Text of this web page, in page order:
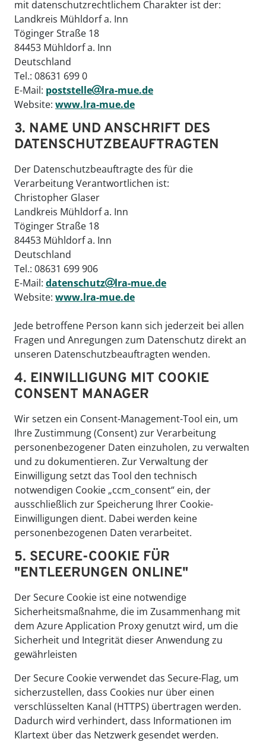
mit datenschutzrechtlichem Charakter ist der:
Landkreis Mühldorf a. Inn
Töginger Straße 18
84453 Mühldorf a. Inn
Deutschland
Tel.: 08631 699 0
E-Mail: poststelle
lra-mue.de
Website: www.lra-mue.de
3. NAME UND ANSCHRIFT DES
DATENSCHUTZBEAUFTRAGTEN
Der Datenschutzbeauftragte des für die
Verarbeitung Verantwortlichen ist:
Christopher Glaser
Landkreis Mühldorf a. Inn
Töginger Straße 18
84453 Mühldorf a. Inn
Deutschland
Tel.: 08631 699 906
E-Mail: datenschutz
lra-mue.de
Website: www.lra-mue.de
Jede betroffene Person kann sich jederzeit bei allen
Fragen und Anregungen zum Datenschutz direkt an
unseren Datenschutzbeauftragten wenden.
4. EINWILLIGUNG MIT COOKIE
CONSENT MANAGER
Wir setzen ein Consent-Management-Tool ein, um
Ihre Zustimmung (Consent) zur Verarbeitung
personenbezogener Daten einzuholen, zu verwalten
und zu dokumentieren. Zur Verwaltung der
Einwilligung setzt das Tool den technisch
notwendigen Cookie „ccm_consent“ ein, der
ausschließlich zur Speicherung Ihrer Cookie-
Einwilligungen dient. Dabei werden keine
personenbezogenen Daten verarbeitet.
5. SECURE-COOKIE FÜR
"ENTLEERUNGEN ONLINE"
Der Secure Cookie ist eine notwendige
Sicherheitsmaßnahme, die im Zusammenhang mit
dem Azure Application Proxy genutzt wird, um die
Sicherheit und Integrität dieser Anwendung zu
gewährleisten
Der Secure Cookie verwendet das Secure-Flag, um
sicherzustellen, dass Cookies nur über einen
verschlüsselten Kanal (HTTPS) übertragen werden.
Dadurch wird verhindert, dass Informationen im
Klartext über das Netzwerk gesendet werden.